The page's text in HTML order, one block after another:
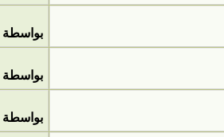
بواسطة
بواسطة
بواسطة